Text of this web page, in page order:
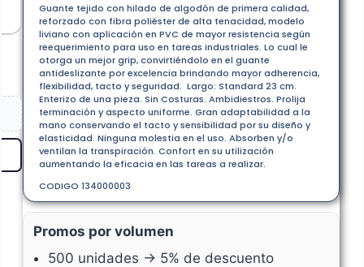
Guante tejido con hilado de algodón de primera calidad,
reforzado con fibra poliéster de alta tenacidad, modelo
liviano con aplicación en PVC de mayor resistencia según
reequerimiento para uso en tareas industriales. Lo cual le
otorga un mejor grip, convirtiéndolo en el guante
antideslizante por excelencia brindando mayor adherencia,
flexibilidad, tacto y seguridad. Largo: Standard 23 cm.
Enterizo de una pieza. Sin Costuras. Ambidiestros. Prolija
terminación y aspecto uniforme. Gran adaptabilidad a la
mano conservando el tacto y sensibilidad por su diseño y
elasticidad. Ninguna molestia en el uso. Absorben y/o
ventilan la transpiración. Confort en su utilización
aumentando la eficacia en las tareas a realizar.
CODIGO 134000003
Promos por volumen
500 unidades → 5% de descuento